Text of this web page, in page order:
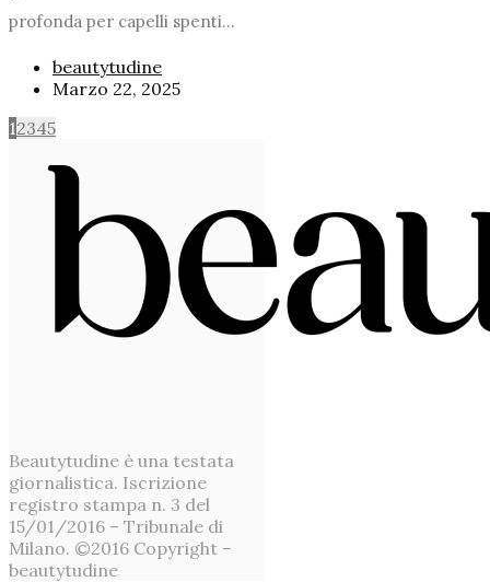
profonda per capelli spenti...
beautytudine
Marzo 22, 2025
12345
Beautytudine è una testata
giornalistica. Iscrizione
registro stampa n. 3 del
15/01/2016 – Tribunale di
Milano. ©2016 Copyright –
beautytudine